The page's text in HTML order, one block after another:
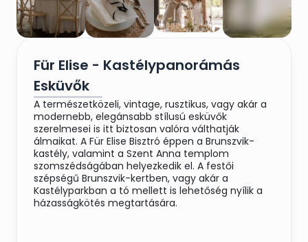
Für Elise - Kastélypanorámás
Esküvők
A természetközeli, vintage, rusztikus, vagy akár a
modernebb, elegánsabb stílusú esküvők
szerelmesei is itt biztosan valóra válthatják
álmaikat. A Für Elise Bisztró éppen a Brunszvik-
kastély, valamint a Szent Anna templom
szomszédságában helyezkedik el. A festői
szépségű Brunszvik-kertben, vagy akár a
Kastélyparkban a tó mellett is lehetőség nyílik a
házasságkötés megtartására.